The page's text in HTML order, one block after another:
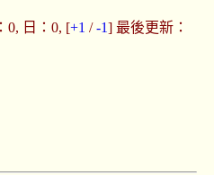
0, 日：0, [+1 /-1] 最後更新：